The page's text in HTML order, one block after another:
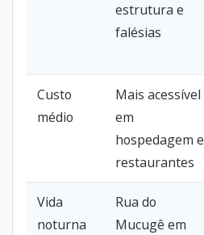
estrutura e
falésias
Custo
médio
Mais acessível
em
hospedagem e
restaurantes
Vida
noturna
Rua do
Mucugê em